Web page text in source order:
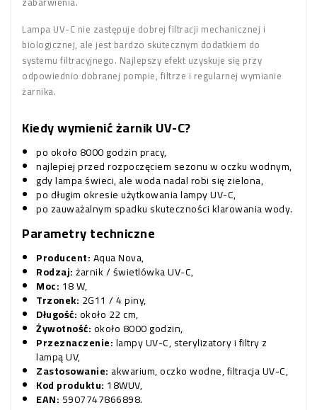
Lampa UV-C nie zastępuje dobrej filtracji mechanicznej i
biologicznej, ale jest bardzo skutecznym dodatkiem do
systemu filtracyjnego. Najlepszy efekt uzyskuje się przy
odpowiednio dobranej pompie, filtrze i regularnej wymianie
żarnika.
Kiedy wymienić żarnik UV-C?
po około 8000 godzin pracy,
najlepiej przed rozpoczęciem sezonu w oczku wodnym,
gdy lampa świeci, ale woda nadal robi się zielona,
po długim okresie użytkowania lampy UV-C,
po zauważalnym spadku skuteczności klarowania wody.
Parametry techniczne
Producent:Aqua Nova,
Rodzaj:żarnik / świetlówka UV-C,
Moc: 18 W,
Trzonek: 2G11 / 4 piny,
Długość:około 22 cm,
Żywotność:około 8000 godzin,
Przeznaczenie:lampy UV-C, sterylizatory i filtry z
lampą UV,
Zastosowanie: akwarium, oczko wodne, filtracja UV-C,
Kod produktu: 18WUV,
EAN: 5907747866898.